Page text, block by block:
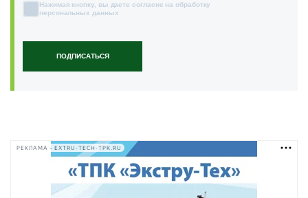
ПОДПИСАТЬСЯ
Нажимая кнопку, вы даете согласие на обработку
персональных данных
РЕКЛАМА • EXTRU-TECH-TPK.RU